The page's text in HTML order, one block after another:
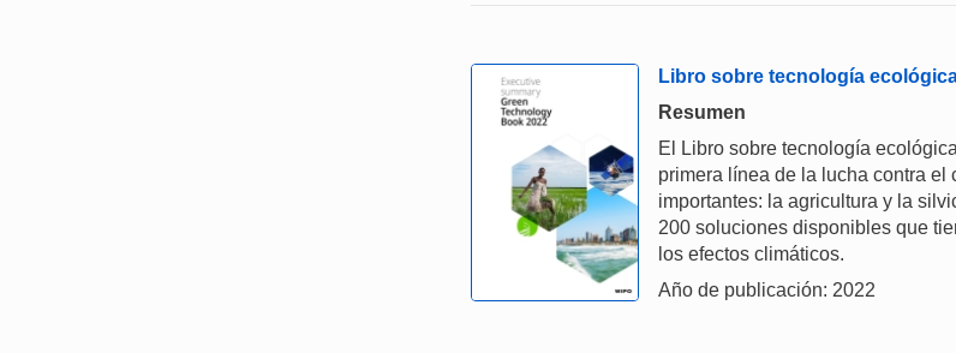
Libro sobre tecnología
Resumen
El Libro sobre tecnología
primera línea de la lucha contra
importantes: la agricultura y la
200 soluciones disponibles que
los efectos climáticos.
Año de publicación: 2022